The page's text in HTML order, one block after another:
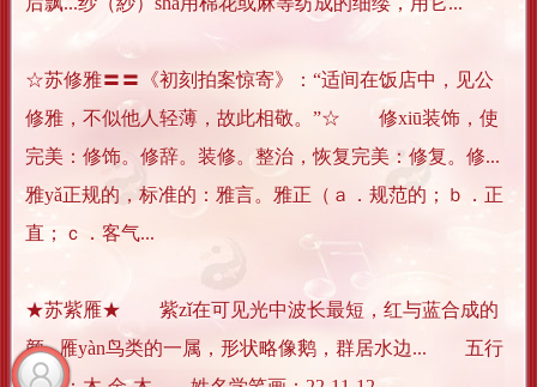
☆苏修雅〓〓《初刻拍案惊寄》：“适间在饭店中，见公
修雅，不似他人轻薄，故此相敬。”☆ 修xiū装饰，使
完美：修饰。修辞。装修。整治，恢复完美：修复。修...
雅yǎ正规的，标准的：雅言。雅正（ａ．规范的；ｂ．正
直；ｃ．客气...
★苏紫雁★ 紫zǐ在可见光中波长最短，红与蓝合成的
颜...雁yàn鸟类的一属，形状略像鹅，群居水边... 五行